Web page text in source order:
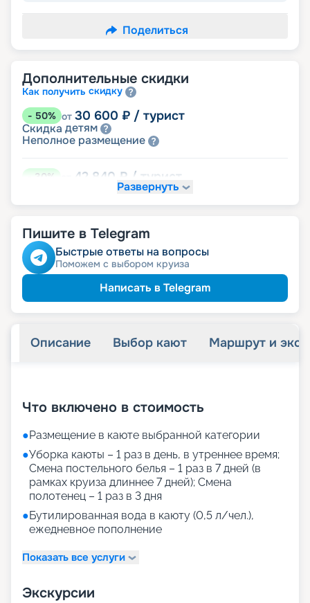
Поделиться
Дополнительные скидки
Как получить скидку
- 50% от 30 600 ₽ / турист
Скидка детям
Неполное размещение
30% 42 840 ₽ / турист
Скидки за размещение на дополнительных
-10% от 55 080 ₽/ турист
Скидкапенсионерам
Скидка сотрудникам силовыхведомств
Скидкаветеранам
Скидка многодетнымсемьям
Развернуть
Пишите в Telegram
Быстрые ответы на вопросы
Поможем с выбором круиза
Написать в Telegram
Описание Выбор кают Маршрут и
Что включено в стоимость
●Размещение в каюте выбранной категории
●Уборка каюты – 1 раз в день, в утреннее время;
Смена постельного белья – 1 раз в 7 дней (в
рамках круиза длиннее 7 дней); Смена
полотенец – 1 раз в 3 дня
●Бутилированная вода в каюту (0,5 л/чел.),
ежедневное пополнение
Показать все услуги
Экскурсии